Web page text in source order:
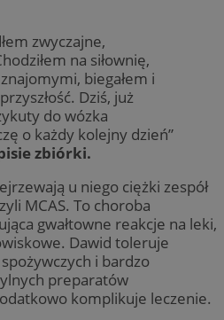
zwyczajne,
na siłownię,
biegałem i
Dziś, już
do wózka
o każdy kolejny dzień”
zbiórki.
u niego ciężki zespół
MCAS. To choroba
gwałtowne reakcje na leki,
Dawid toleruje
i bardzo
preparatów
komplikuje leczenie.